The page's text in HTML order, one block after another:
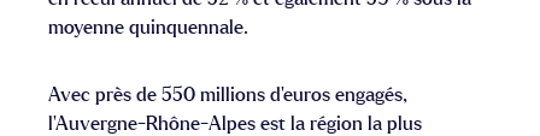
moyenne quinquennale.
Avec près de 550 millions d’euros engagés,
l’Auvergne-Rhône-Alpes est la région la plus